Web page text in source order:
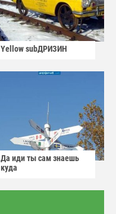
Yellow subДРИЗИН
Да иди ты сам знаешь
куда